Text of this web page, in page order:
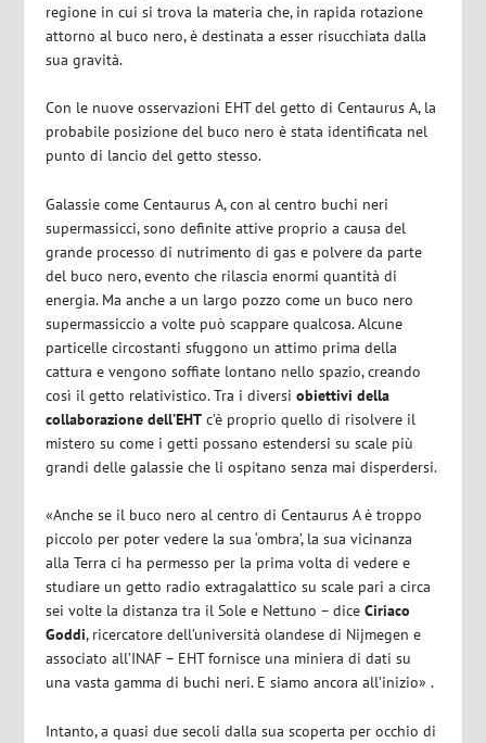
regione in cui si trova la materia che, in rapida rotazione
attorno al buco nero, è destinata a esser risucchiata dalla
sua gravità.
Con le nuove osservazioni EHT del getto di Centaurus A, la
probabile posizione del buco nero è stata identificata nel
punto di lancio del getto stesso.
Galassie come Centaurus A, con al centro buchi neri
supermassicci, sono definite attive proprio a causa del
grande processo di nutrimento di gas e polvere da parte
del buco nero, evento che rilascia enormi quantità di
energia. Ma anche a un largo pozzo come un buco nero
supermassiccio a volte può scappare qualcosa. Alcune
particelle circostanti sfuggono un attimo prima della
cattura e vengono soffiate lontano nello spazio, creando
così il getto relativistico. Tra i diversiobiettivi della
collaborazione dell’EHT c’è proprio quello di risolvere il
mistero su come i getti possano estendersi su scale più
grandi delle galassie che li ospitano senza mai disperdersi.
«Anche se il buco nero al centro di Centaurus A è troppo
piccolo per poter vedere la sua ‘ombra’, la sua vicinanza
alla Terra ci ha permesso per la prima volta di vedere e
studiare un getto radio extragalattico su scale pari a circa
sei volte la distanza tra il Sole e Nettuno – diceCiriaco
Goddi, ricercatore dell’università olandese di Nijmegen e
associato all’INAF – EHT fornisce una miniera di dati su
una vasta gamma di buchi neri. E siamo ancora all’inizio» .
Intanto, a quasi due secoli dalla sua scoperta per occhio di